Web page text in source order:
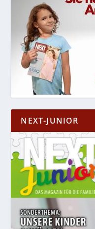
NEXT-JUNIOR